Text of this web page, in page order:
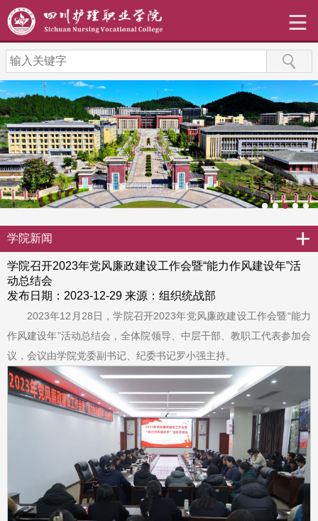
学院新闻 +
学院召开2023年党风廉政建设工作会暨“能力作风建设年”活
动总结会
发布日期：2023-12-29 来源：组织统战部
2023年12月28日，学院召开2023年党风廉政建设工作会暨“能力
作风建设年”活动总结会，全体院领导、中层干部、教职工代表参加会
议，会议由学院党委副书记、纪委书记罗小强主持。